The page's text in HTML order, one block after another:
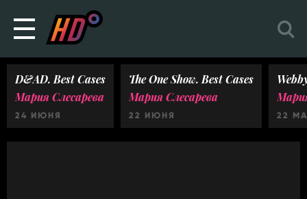
D&AD. Best Cases
Мария Слесарева
24 ИЮНЯ
The One Show. Best Cases
Мария Слесарева
22 ИЮНЯ 22